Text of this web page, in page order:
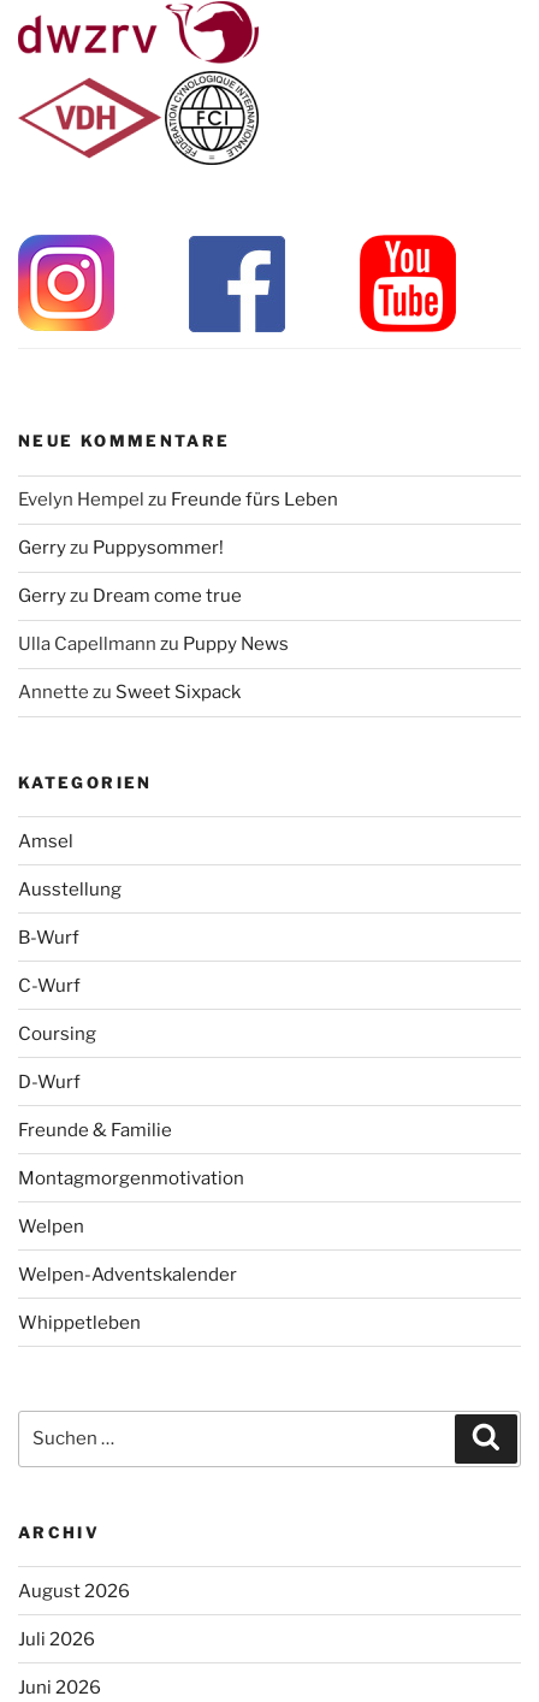
NEUE KOMMENTARE
Evelyn Hempel zu Freunde fürs Leben
Gerryzu Puppysommer!
Gerryzu Dream come true
Ulla Capellmann zu Puppy News
Annette zu Sweet Sixpack
KATEGORIEN
Amsel
Ausstellung
B-Wurf
C-Wurf
Coursing
D-Wurf
Freunde & Familie
Montagmorgenmotivation
Welpen
Welpen-Adventskalender
Whippetleben
nach:
ARCHIV
August 2026
Juli 2026
Juni 2026